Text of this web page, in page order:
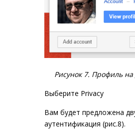
Рисунок 7. Профиль
Выберите Privacy
Вам будет предложена
аутентификация (рис.8).